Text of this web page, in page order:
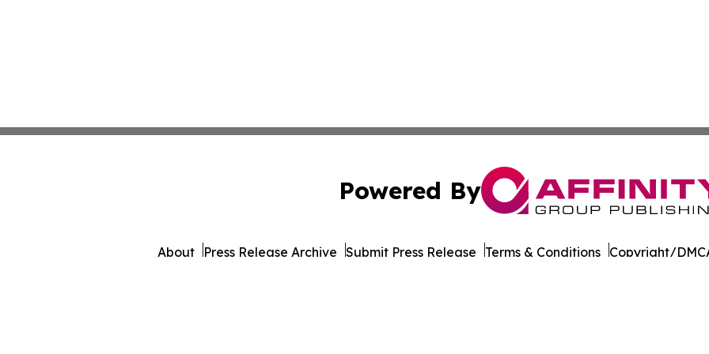
Powered By
About Press Release Archive Submit Press Release Terms & Conditions Copyright/